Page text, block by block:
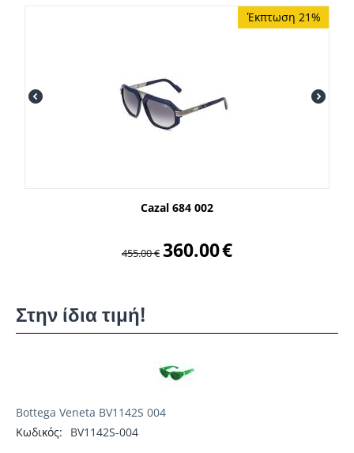
Έκπτωση 21%
Cazal 684 002
455.00€ 360.00€
Στην ίδια τιμή!
Bottega Veneta BV1142S 004
Κωδικός:
BV1142S-004